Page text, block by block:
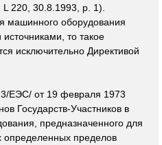
220, 30.8.1993, p. 1).
машинного оборудования
то такое
исключительно Директивой
ЕЭС/ от 19 февраля 1973
Государств-Участников в
предназначенного для
определенных пределов